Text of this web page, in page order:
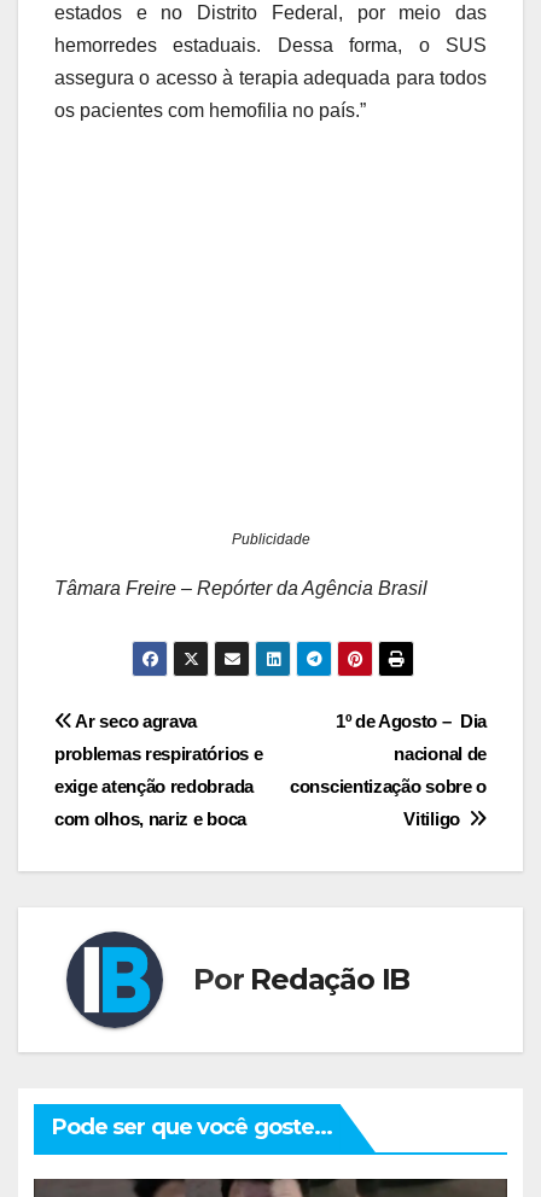
estados e no Distrito Federal, por meio das
hemorredes estaduais. Dessa forma, o SUS
assegura o acesso à terapia adequada para todos
os pacientes com hemofilia no país.”
Publicidade
Tâmara Freire – Repórter da Agência Brasil
Navegação
de
Post
1º de Agosto – Dia
nacional de
conscientização sobre o
Vitiligo
Ar seco agrava
problemas respiratórios e
exige atenção redobrada
com olhos, nariz e boca
Por Redação IB
Pode ser que você goste...